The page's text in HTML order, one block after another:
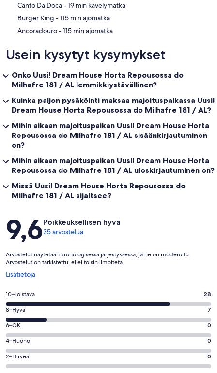
‪Canto Da Doca - ‬19 min kävelymatka
‪Burger King - ‬115 min ajomatka
‪Ancoradouro - ‬115 min ajomatka
Usein kysytyt kysymykset
Onko Uusi! Dream House Horta Repousossa do
Milhafre 181 / AL lemmikkiystävällinen?
Kuinka paljon pysäköinti maksaa majoituspaikassa Uusi!
Dream House Horta Repousossa do Milhafre 181 / AL?
Mihin aikaan majoituspaikan Uusi! Dream House Horta
Repousossa do Milhafre 181 / AL sisäänkirjautuminen
on?
Mihin aikaan majoituspaikan Uusi! Dream House Horta
Repousossa do Milhafre 181 / AL uloskirjautuminen on?
Missä Uusi! Dream House Horta Repousossa do
Milhafre 181 / AL sijaitsee?
Arvostelut
9,6Poikkeuksellisen hyvä
35 arvostelua
Arvostelut näytetään kronologisessa järjestyksessä, ja ne on moderoitu.
Arvostelut on tarkistettu, ellei toisin ilmoiteta.
Lisätietoja
Avautuu
ikkunaan
Arvosana
10
-
Loistava.
28
kautta
35
arvostelua
10–Loistava 28
Arvosana
8
-
Hyvä.
7
kautta
8–Hyvä 7
Arvosana
6
-
OK.
0
6–OK 0
Arvosana
4
-
4–Huono 0
Arvosana
2
2–Hirveä 0